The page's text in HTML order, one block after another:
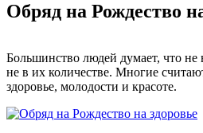
Обряд на Рождество
Большинство людей думает, что не
не в их количестве. Многие
здоровье, молодости и красоте.